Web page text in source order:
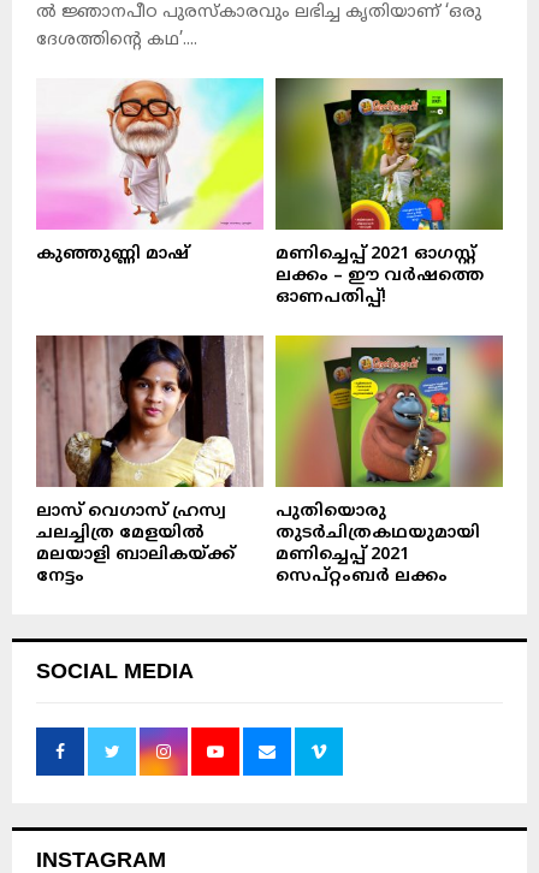
ല്‍ ജ്ഞാനപീഠ പുരസ്‌കാരവും ലഭിച്ച കൃതിയാണ് ‘ഒരു
ദേശത്തിന്റെ കഥ’....
കുഞ്ഞുണ്ണി മാഷ്‌
മണിച്ചെപ്പ് 2021 ഓഗസ്റ്റ്
ലക്കം – ഈ വർഷത്തെ
ഓണപതിപ്പ്!
ലാസ് വെഗാസ് ഹ്രസ്വ
ചലച്ചിത്ര മേളയിൽ
മലയാളി ബാലികയ്ക്ക്
നേട്ടം
പുതിയൊരു
തുടർചിത്രകഥയുമായി
മണിച്ചെപ്പ് 2021
സെപ്റ്റംബർ ലക്കം
SOCIAL MEDIA
INSTAGRAM